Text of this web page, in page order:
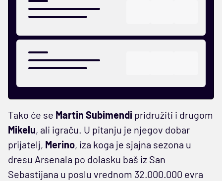
Tako će se Martin Subimendi pridružiti i drugom
Mikelu, ali igraču. U pitanju je njegov dobar
prijatelj, Merino, iza koga je sjajna sezona u
dresu Arsenala po dolasku baš iz San
Sebastijana u poslu vrednom 32.000.000 evra